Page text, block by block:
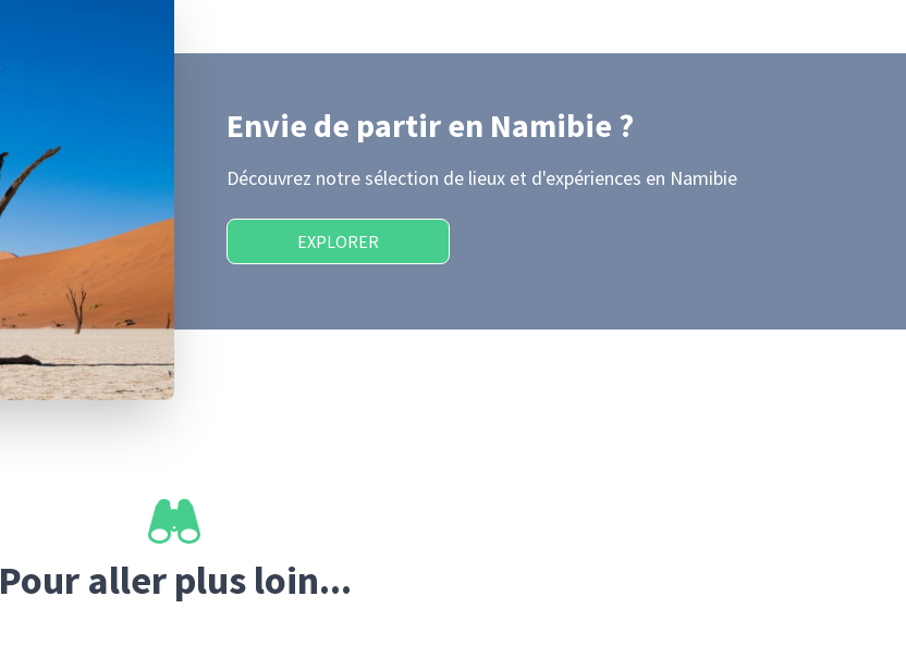
Envie de partiren Namibie ?
Découvrez notre sélection de lieux et d'expériences en Namibie
EXPLORER
Pour aller plus loin...